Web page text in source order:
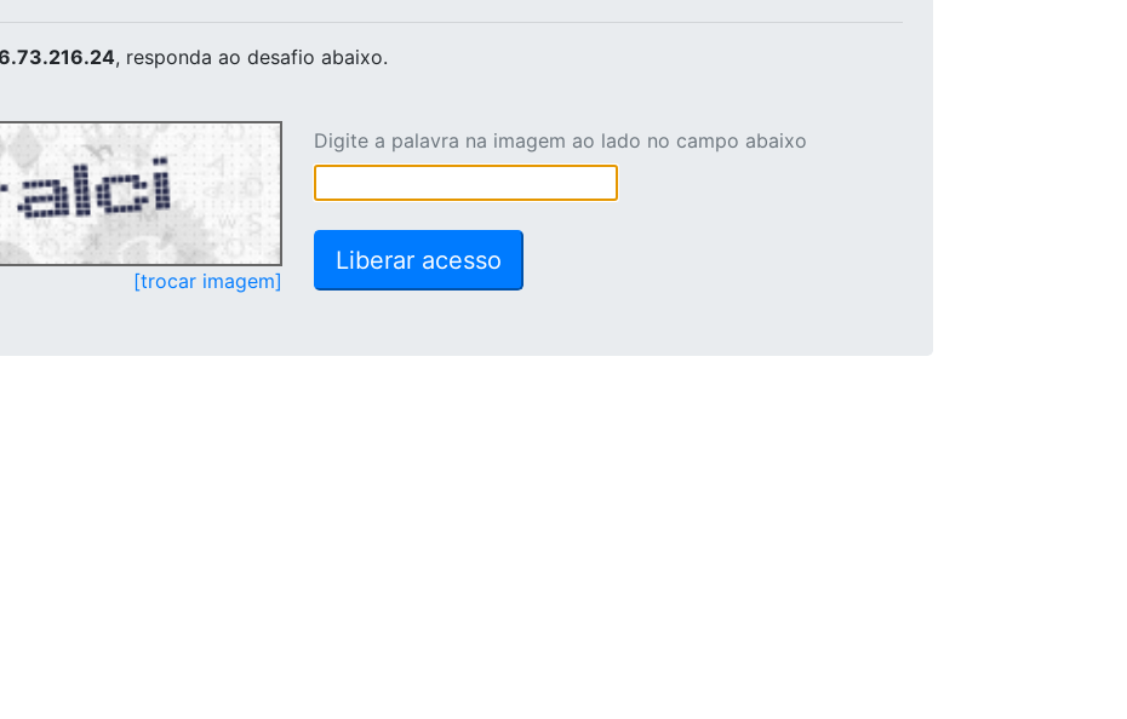
, responda ao desafio abaixo.
[trocar imagem]
Digite a palavra na imagem ao lado no campo abaixo